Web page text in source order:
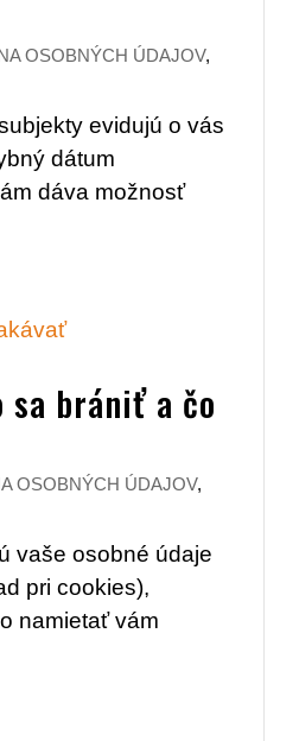
OSOBNÝCH ÚDAJOV,
evidujú o vás
dátum
dáva možnosť
sa brániť a čo
OSOBNÝCH ÚDAJOV,
vaše osobné údaje
pri cookies),
namietať vám